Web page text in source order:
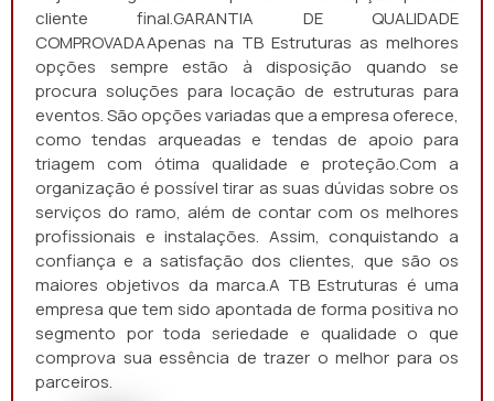
cliente final.GARANTIA DE QUALIDADE
COMPROVADAApenas na TB Estruturas as melhores
opções sempre estão à disposição quando se
procura soluções para locação de estruturas para
eventos. São opções variadas que a empresa oferece,
como tendas arqueadas e tendas de apoio para
triagem com ótima qualidade e proteção.Com a
organização é possível tirar as suas dúvidas sobre os
serviços do ramo, além de contar com os melhores
profissionais e instalações. Assim, conquistando a
confiança e a satisfação dos clientes, que são os
maiores objetivos da marca.A TB Estruturas é uma
empresa que tem sido apontada de forma positiva no
segmento por toda seriedade e qualidade o que
comprova sua essência de trazer o melhor para os
parceiros.